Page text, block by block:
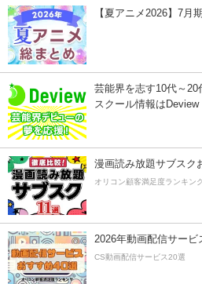
【夏アニメ2026】7月
芸能界を志す10代～20
スクール情報はDeview
漫画読み放題サブスク
オリコン顧客満足度ランキン
2026年動画配信サービ
CS動画配信サービス20選